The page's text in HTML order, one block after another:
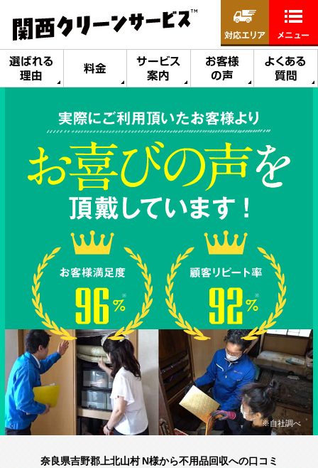
選ばれる
理由
料金
サービス
案内
お客様
の声
よくある
質問
対応エリア メニュー
実際にご利用頂いたお客様より
※自社調べ
奈良県吉野郡上北山村 N様から不用品回収への口コミ